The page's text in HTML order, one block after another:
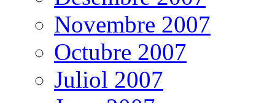
Novembre 2007
Octubre 2007
Juliol 2007